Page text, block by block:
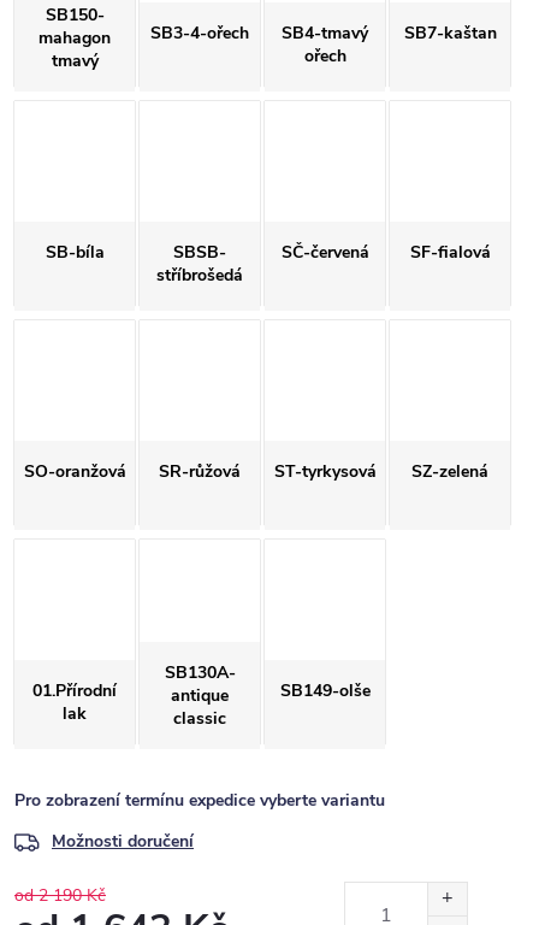
SB150-
mahagon
tmavý
SB3-4-ořech
SB4-tmavý
ořech
SB7-kaštan
SB-bíla
SBSB-
stříbrošedá
SČ-červená SF-fialová
SO-oranžová SR-růžová ST-tyrkysová SZ-zelená
01.Přírodní
lak
SB130A-
antique
classic
SB149-olše
Pro zobrazení termínu expedice vyberte variantu
Možnosti doručení
od 2 190 Kč